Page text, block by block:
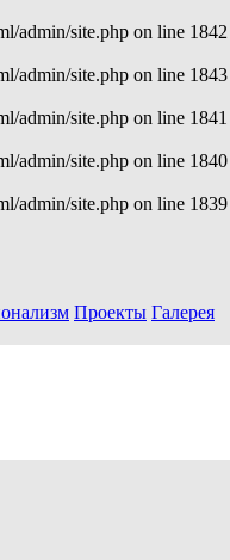
admin/site.php on line 1842
admin/site.php on line 1843
admin/site.php on line 1841
admin/site.php on line 1840
admin/site.php on line 1839
Проекты Галерея